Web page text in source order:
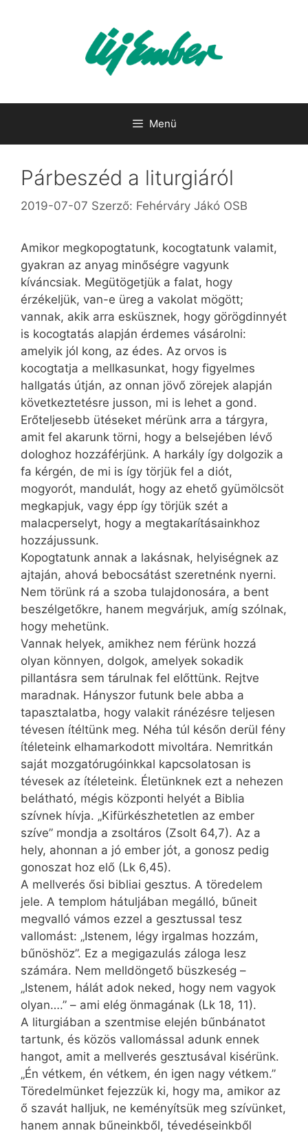
Menü
Párbeszéd a liturgiáról
2019-07-07 Szerző: Fehérváry Jákó OSB
Amikor megkopogtatunk, kocogtatunk valamit,
gyakran az anyag minőségre vagyunk
kíváncsiak. Megütögetjük a falat, hogy
érzékeljük, van-e üreg a vakolat mögött;
vannak, akik arra esküsznek, hogy görögdinnyét
is kocogtatás alapján érdemes vásárolni:
amelyik jól kong, az édes. Az orvos is
kocogtatja a mellkasunkat, hogy figyelmes
hallgatás útján, az onnan jövő zörejek alapján
következtetésre jusson, mi is lehet a gond.
Erőteljesebb ütéseket mérünk arra a tárgyra,
amit fel akarunk törni, hogy a belsejében lévő
dologhoz hozzáférjünk. A harkály így dolgozik a
fa kérgén, de mi is így törjük fel a diót,
mogyorót, mandulát, hogy az ehető gyümölcsöt
megkapjuk, vagy épp így törjük szét a
malacperselyt, hogy a megtakarításainkhoz
hozzájussunk.
Kopogtatunk annak a lakásnak, helyiségnek az
ajtaján, ahová bebocsátást szeretnénk nyerni.
Nem törünk rá a szoba tulajdonosára, a bent
beszélgetőkre, hanem megvárjuk, amíg szólnak,
hogy mehetünk.
Vannak helyek, amikhez nem férünk hozzá
olyan könnyen, dolgok, amelyek sokadik
pillantásra sem tárulnak fel előttünk. Rejtve
maradnak. Hányszor futunk bele abba a
tapasztalatba, hogy valakit ránézésre teljesen
tévesen ítéltünk meg. Néha túl későn derül fény
ítéleteink elhamarkodott mivoltára. Nemritkán
saját mozgatórugóinkkal kapcsolatosan is
tévesek az ítéleteink. Életünknek ezt a nehezen
belátható, mégis központi helyét a Biblia
szívnek hívja. „Kifürkészhetetlen az ember
szíve” mondja a zsoltáros (Zsolt 64,7). Az a
hely, ahonnan a jó ember jót, a gonosz pedig
gonoszat hoz elő (Lk 6,45).
A mellverés ősi bibliai gesztus. A töredelem
jele. A templom hátuljában megálló, bűneit
megvalló vámos ezzel a gesztussal tesz
vallomást: „Istenem, légy irgalmas hozzám,
bűnöshöz”. Ez a megigazulás záloga lesz
számára. Nem melldöngető büszkeség –
„Istenem, hálát adok neked, hogy nem vagyok
olyan….” – ami elég önmagának (Lk 18, 11).
A liturgiában a szentmise elején bűnbánatot
tartunk, és közös vallomással adunk ennek
hangot, amit a mellverés gesztusával kisérünk.
„Én vétkem, én vétkem, én igen nagy vétkem.”
Töredelmünket fejezzük ki, hogy ma, amikor az
ő szavát halljuk, ne keményítsük meg szívünket,
hanem annak bűneinkből, tévedéseinkből